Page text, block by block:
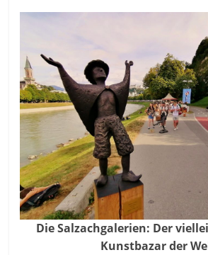
Die Salzachgalerien: Der
Kunstbazar der